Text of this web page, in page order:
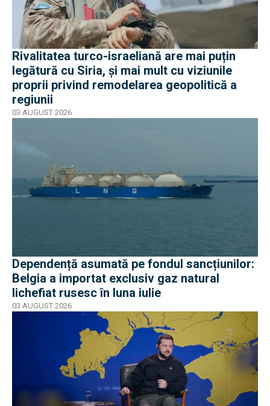
Rivalitatea turco-israeliană are mai puțin
legătură cu Siria, și mai mult cu viziunile
proprii privind remodelarea geopolitică a
regiunii
03 AUGUST 2026
Dependență asumată pe fondul sancțiunilor:
Belgia a importat exclusiv gaz natural
lichefiat rusesc în luna iulie
03 AUGUST 2026